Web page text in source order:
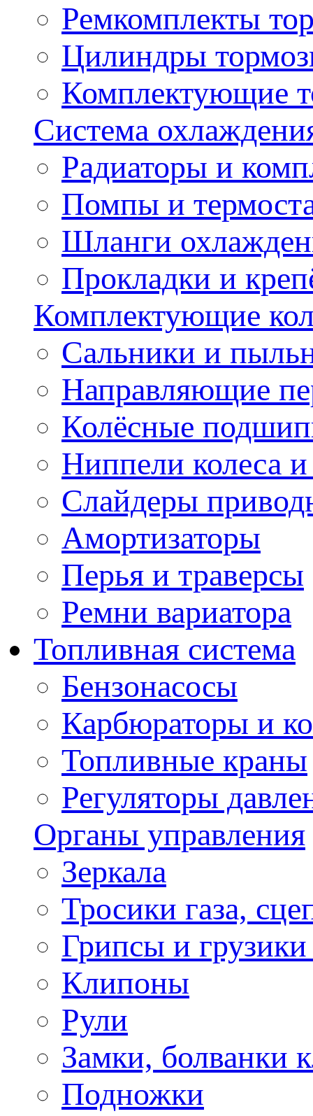
Ремкомплекты
Цилиндры
Комплектующие
Система
Радиаторы и
Помпы и
Шланги
Прокладки и
Комплектующие
Сальники и
Направляющие
Колёсные
Ниппели колеса
Слайдеры
Амортизаторы
Перья и траверсы
Ремни вариатора
Топливная система
Бензонасосы
Карбюраторы и
Топливные краны
Регуляторы
Органы управления
Зеркала
Тросики газа,
Грипсы и грузики
Клипоны
Рули
Замки, болванки
Подножки